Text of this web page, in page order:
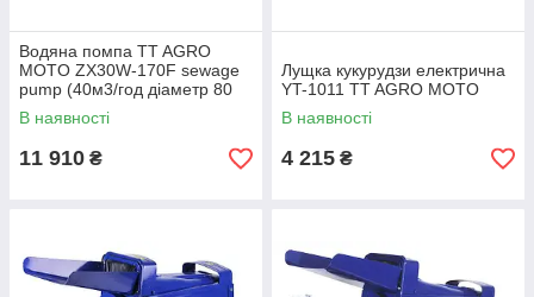
Водяна помпа TT AGRO
MOTO ZX30W-170F sewage
pump (40м3/год діаметр 80
mm)
В наявності
11 910 ₴
Лущка кукурудзи електрична
YT-1011 TT AGRO MOTO
В наявності
4 215 ₴